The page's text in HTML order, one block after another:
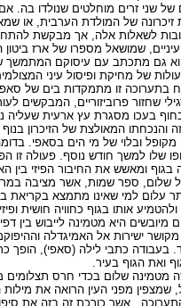
של שני זרים מוחלטים שנולדו
של המולדת הערבית, או
לשאלות אלה, אך מבקשת
שמושאל מספרו של ארז
גם מתכתב עם עיסוקם המתמשך
של מחיקת ופיסול עיני
בתערוכה זו מתמקדות בים של
שחזור פרוביזוריים,
בעכו מסגרת עץ ארעית שעליה
והנכחתו המאולצת של הזיכרון
ובלוי של מי הים בסאפי.
שלו למשך חודש נוסף. פעולה
ומאשש את החיבור הפיזי בין
שלום, ספר שמות, אשר מציבה
עלום למי שאינו מתמצא
אותו בגוף כחוויה חושית
היא מטמינה לייבוש בין
ישירות אל האמיגדלה
בעבודה כתבי לילה (סאפי), הופך
ואת הגוף בעיר.
מטמינה שלום בכדי חרס
מפני העין הרואה את מילות
אשר כורכת זה בזה את